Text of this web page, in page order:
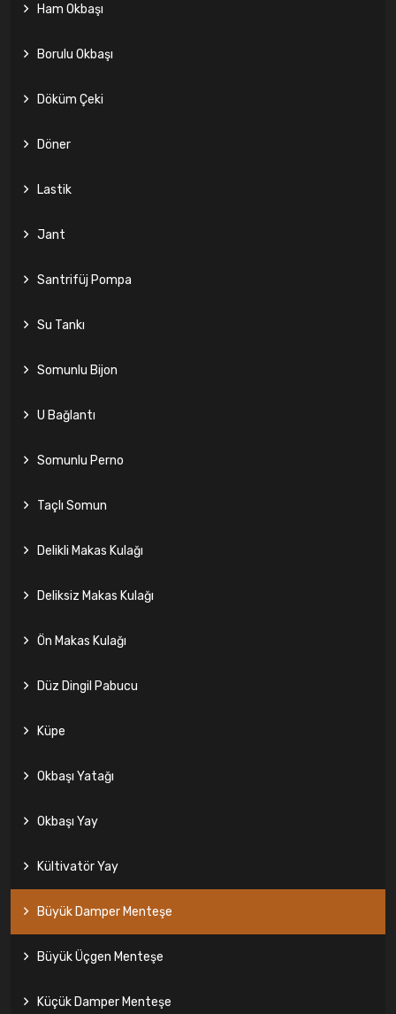
Ham Okbaşı
Borulu Okbaşı
Döküm Çeki
Döner
Lastik
Jant
Santrifüj Pompa
Su Tankı
Somunlu Bijon
U Bağlantı
Somunlu Perno
Taçlı Somun
Delikli Makas Kulağı
Deliksiz Makas Kulağı
Ön Makas Kulağı
Düz Dingil Pabucu
Küpe
Okbaşı Yatağı
Okbaşı Yay
Kültivatör Yay
Büyük Damper Menteşe
Büyük Üçgen Menteşe
Küçük Damper Menteşe